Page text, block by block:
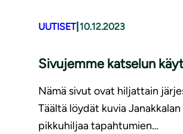
UUTISET| 10.12.2023
Sivujemme katselun
Nämä sivut ovat hiljattain
Täältä löydät kuvia
pikkuhiljaa tapahtumien…